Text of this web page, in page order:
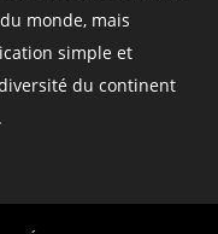
monde, mais
simple et
du continent